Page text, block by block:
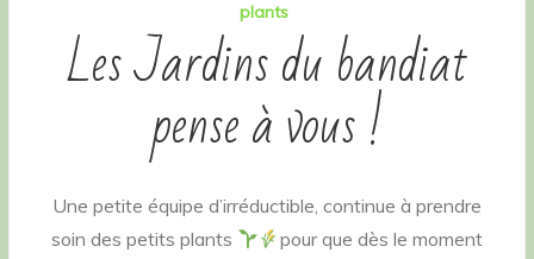
plants
Les Jardins du bandiat
pense à vous !
Une petite équipe d’irréductible, continue à prendre
soin des petits plants
pour que dès le moment